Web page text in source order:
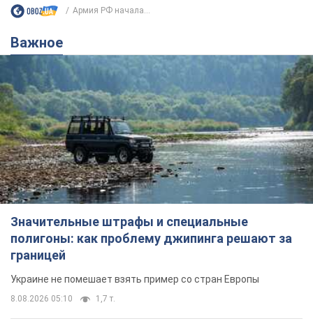
Армия РФ начала...
Важное
Значительные штрафы и специальные
полигоны: как проблему джипинга решают за
границей
Украине не помешает взять пример со стран Европы
8.08.2026 05:10 1,7 т.